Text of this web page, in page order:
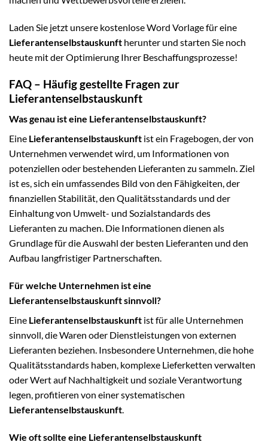
Laden Sie jetzt unsere kostenlose Word Vorlage für eine
Lieferantenselbstauskunft herunter und starten Sie noch
heute mit der Optimierung Ihrer Beschaffungsprozesse!
FAQ – Häufig gestellte Fragen zur
Lieferantenselbstauskunft
Was genau ist eine Lieferantenselbstauskunft?
Eine Lieferantenselbstauskunft ist ein Fragebogen, der von
Unternehmen verwendet wird, um Informationen von
potenziellen oder bestehenden Lieferanten zu sammeln. Ziel
ist es, sich ein umfassendes Bild von den Fähigkeiten, der
finanziellen Stabilität, den Qualitätsstandards und der
Einhaltung von Umwelt- und Sozialstandards des
Lieferanten zu machen. Die Informationen dienen als
Grundlage für die Auswahl der besten Lieferanten und den
Aufbau langfristiger Partnerschaften.
Für welche Unternehmen ist eine
Lieferantenselbstauskunft sinnvoll?
Eine Lieferantenselbstauskunft ist für alle Unternehmen
sinnvoll, die Waren oder Dienstleistungen von externen
Lieferanten beziehen. Insbesondere Unternehmen, die hohe
Qualitätsstandards haben, komplexe Lieferketten verwalten
oder Wert auf Nachhaltigkeit und soziale Verantwortung
legen, profitieren von einer systematischen
Lieferantenselbstauskunft.
Wie oft sollte eine Lieferantenselbstauskunft